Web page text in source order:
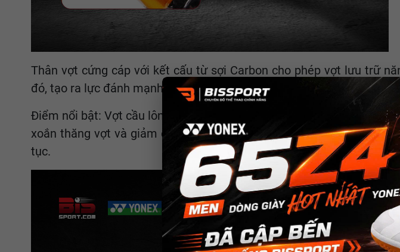
Thân vợt cứng cáp với kết cấu từ sợi Carbon cho phép vợt lưu trữ
đó, tạo ra lực đánh mạnh hơn.
Điểm nổi bật: Vợt cầu lông Yonex 88D Tour được trang bị mũ chụp
xoắn thăng vợt và giảm chấn cho cây vợt. Hơn nữa, còn giúp ổn
tục.